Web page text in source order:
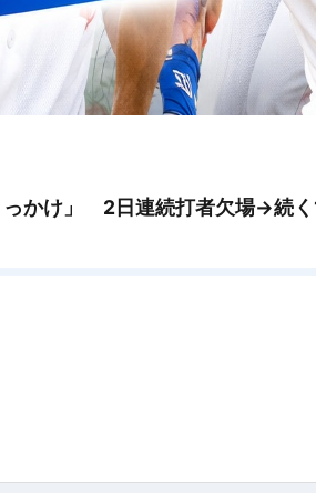
かけ」 2日連続打者欠場→続